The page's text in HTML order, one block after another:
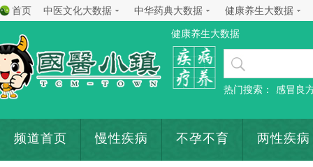
首页 中医文化大数据 中华药典大数据 健康养生大数据
健康养生大数据
热门搜索： 感冒良
频道首页 慢性疾病 不孕不育 两性疾病